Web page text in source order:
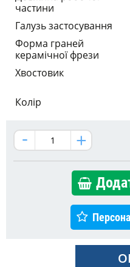
частини
Галузь застосування
Форма граней
керамічної фрези
Хвостовик
Колір